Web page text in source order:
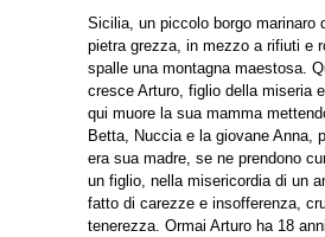
Sicilia, un piccolo borgo marinaro
pietra grezza, in mezzo a rifiuti e
spalle una montagna maestosa.
cresce Arturo, figlio della miseria
qui muore la sua mamma
Betta, Nuccia e la giovane Anna,
era sua madre, se ne prendono
un figlio, nella misericordia di un
fatto di carezze e insofferenza,
tenerezza. Ormai Arturo ha 18